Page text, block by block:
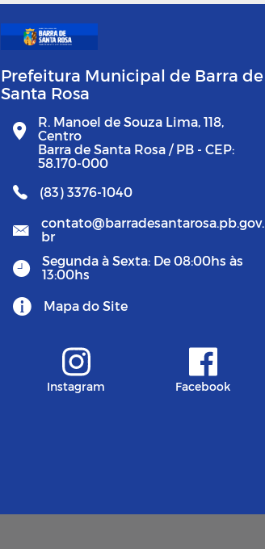
Prefeitura Municipal de Barra de
Santa Rosa
R. Manoel de Souza Lima, 118,
Centro
Barra de Santa Rosa / PB - CEP:
58.170-000
(83) 3376-1040
contato@barradesantarosa.pb.gov.
br
Segunda à Sexta: De 08:00hs às
13:00hs
Mapa do Site
Instagram Facebook